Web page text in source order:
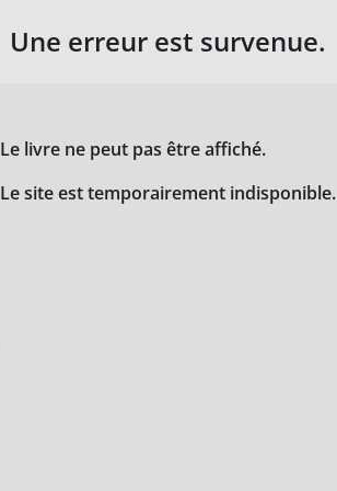
Une erreur est survenue.
Le livre ne peut pas être affiché.
Le site est temporairement indisponible.